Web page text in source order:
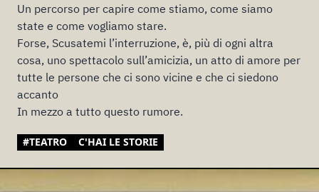
Un percorso per capire come stiamo, come siamo
state e come vogliamo stare.
Forse, Scusatemi l’interruzione, è, più di ogni altra
cosa, uno spettacolo sull’amicizia, un atto di amore per
tutte le persone che ci sono vicine e che ci siedono
accanto
In mezzo a tutto questo rumore.
#TEATRO C'HAI LE STORIE